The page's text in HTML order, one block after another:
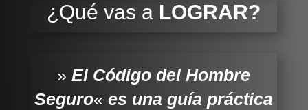
¿Qué vas a LOGRAR?
»El Código del Hombre
Seguro« es una guía práctica